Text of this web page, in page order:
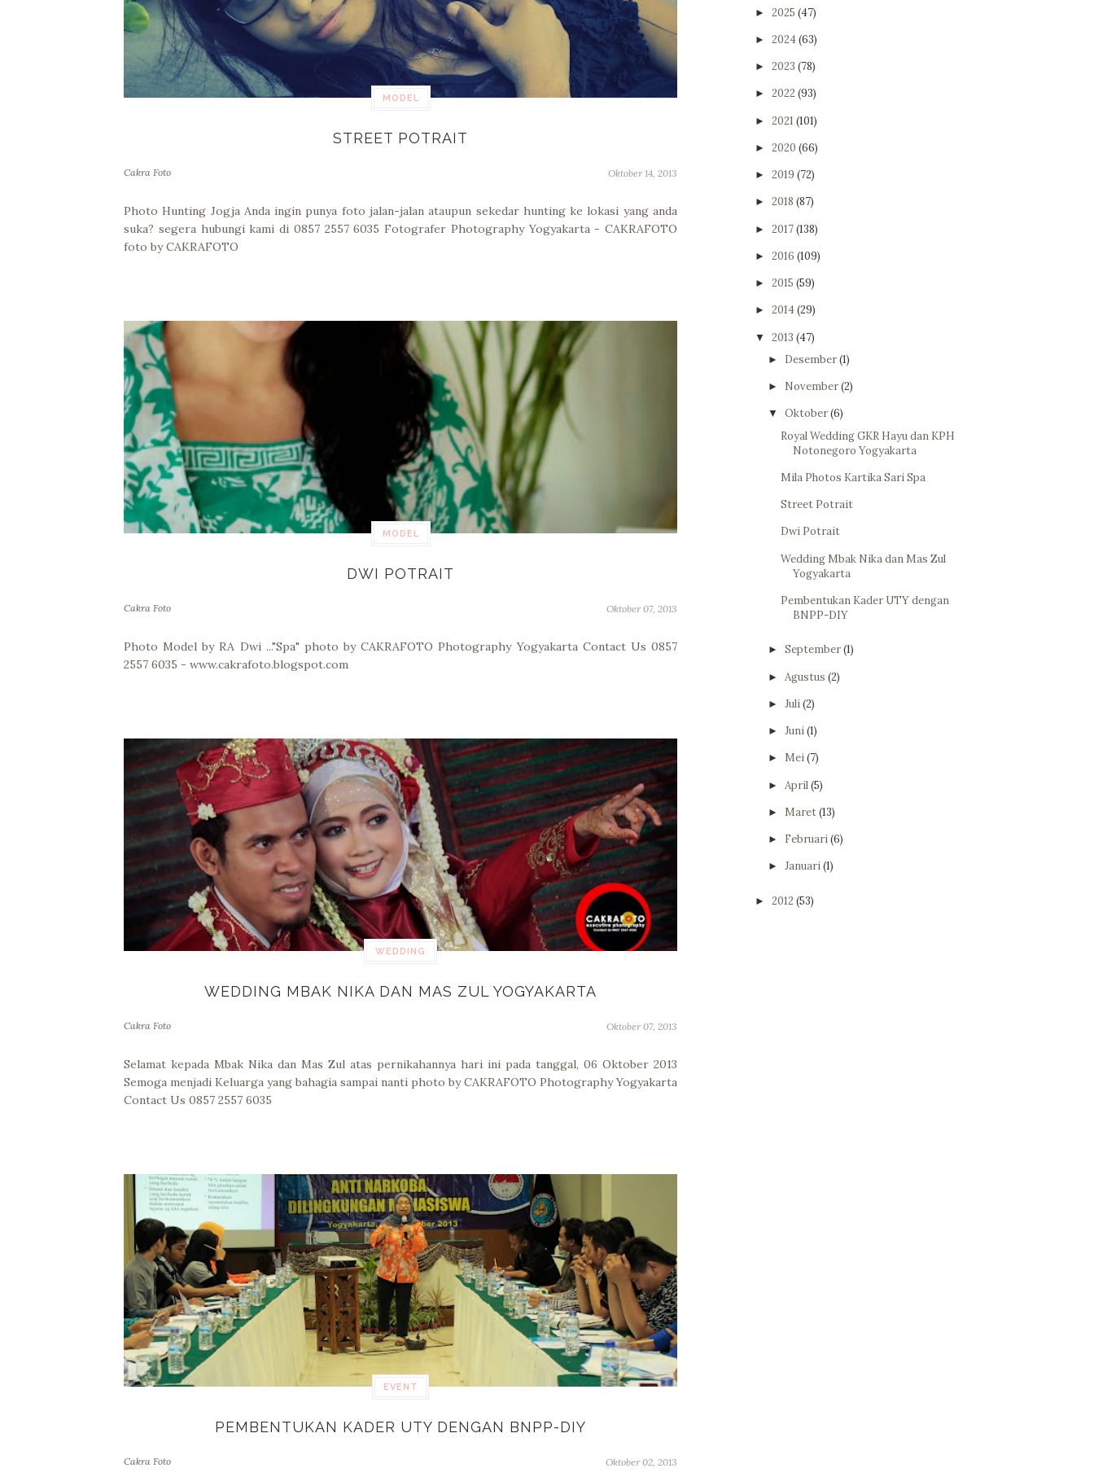
MODEL
STREET POTRAIT
Cakra Foto Oktober 14, 2013
Photo Hunting Jogja Anda ingin punya foto jalan-jalan ataupun sekedar hunting ke lokasi yang anda
suka? segera hubungi kami di 0857 2557 6035 Fotografer Photography Yogyakarta - CAKRAFOTO
foto by CAKRAFOTO
MODEL
DWI POTRAIT
Cakra Foto Oktober 07, 2013
Photo Model by RA Dwi ..."Spa" photo by CAKRAFOTO Photography Yogyakarta Contact Us 0857
2557 6035 - www.cakrafoto.blogspot.com
WEDDING
WEDDING MBAK NIKA DAN MAS ZUL YOGYAKARTA
Cakra Foto Oktober 07, 2013
Selamat kepada Mbak Nika dan Mas Zul atas pernikahannya hari ini pada tanggal, 06 Oktober 2013
Semoga menjadi Keluarga yang bahagia sampai nanti photo by CAKRAFOTO Photography Yogyakarta
Contact Us 0857 2557 6035
EVENT
PEMBENTUKAN KADER UTY DENGAN BNPP-DIY
Cakra Foto Oktober 02, 2013
► 2025 (47)
► 2024(63)
► 2023 (78)
► 2022 (93)
► 2021 (101)
► 2020 (66)
► 2019 (72)
► 2018 (87)
► 2017(138)
► 2016 (109)
► 2015 (59)
► 2014(29)
▼ 2013 (47)
► Desember(1)
► November(2)
▼ Oktober(6)
Royal Wedding GKR Hayu dan KPH
Notonegoro Yogyakarta
Mila Photos Kartika Sari Spa
Street Potrait
Dwi Potrait
Wedding Mbak Nika dan Mas Zul
Yogyakarta
Pembentukan Kader UTY dengan
BNPP-DIY
► September(1)
► Agustus (2)
► Juli(2)
► Juni(1)
► Mei(7)
► April(5)
► Maret(13)
► Februari(6)
► Januari(1)
► 2012 (53)